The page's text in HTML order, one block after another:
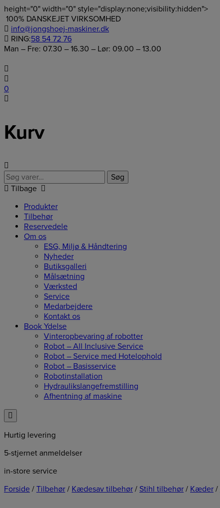
height="0" width="0" style="display:none;visibility:hidden">
Hop
til
indholdet
100% DANSKEJET VIRKSOMHED
info@jongshoej-maskiner.dk
RING:58 54 72 76
Man – Fre: 07.30 – 16.30 – Lør: 09.00 – 13.00
0
Kurv
Søg
efter:
Søg
Tilbage
Produkter
Tilbehør
Reservedele
Om os
ESG, Miljø & Håndtering
Nyheder
Butiksgalleri
Målsætning
Værksted
Service
Medarbejdere
Kontakt os
Book Ydelse
Vinteropbevaring af robotter
Robot – All Inclusive Service
Robot – Service med Hotelophold
Robot – Basisservice
Robotinstallation
Hydraulikslangefremstilling
Afhentning af maskine
Hurtig levering
5-stjernet anmeldelser
in-store service
Forside / Tilbehør / Kædesav tilbehør / Stihl tilbehør / Kæder /